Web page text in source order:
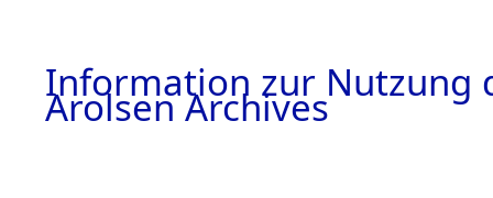
Information zur Nutzung
Arolsen Archives